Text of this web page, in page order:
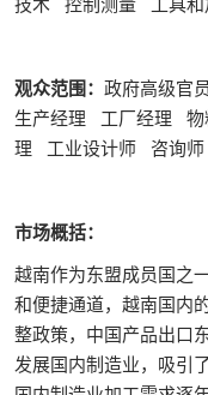
观众范围： 政府高级官
生产经理 工厂经理
理 工业设计师 咨询师
市场概括：
越南作为东盟成员国之
和便捷通道，越南国内
整政策，中国产品出口
发展国内制造业，吸引